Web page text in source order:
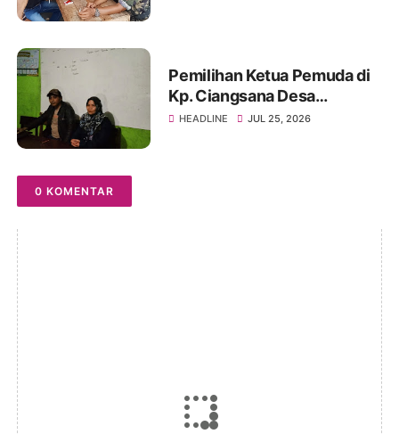
Pemilihan Ketua Pemuda di
Kp. Ciangsana Desa
Sukamulya Kecamatan
HEADLINE JUL 25, 2026
0 KOMENTAR